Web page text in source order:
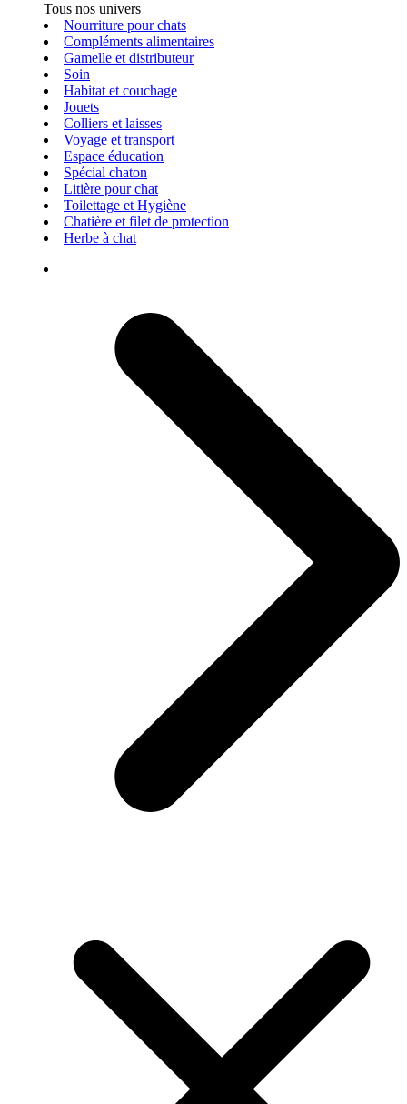
Tous nos univers
Nourriture pour chats
Compléments alimentaires
Gamelle et distributeur
Soin
Habitat et couchage
Jouets
Colliers et laisses
Voyage et transport
Espace éducation
Spécial chaton
Litière pour chat
Toilettage et Hygiène
Chatière et filet de protection
Herbe à chat